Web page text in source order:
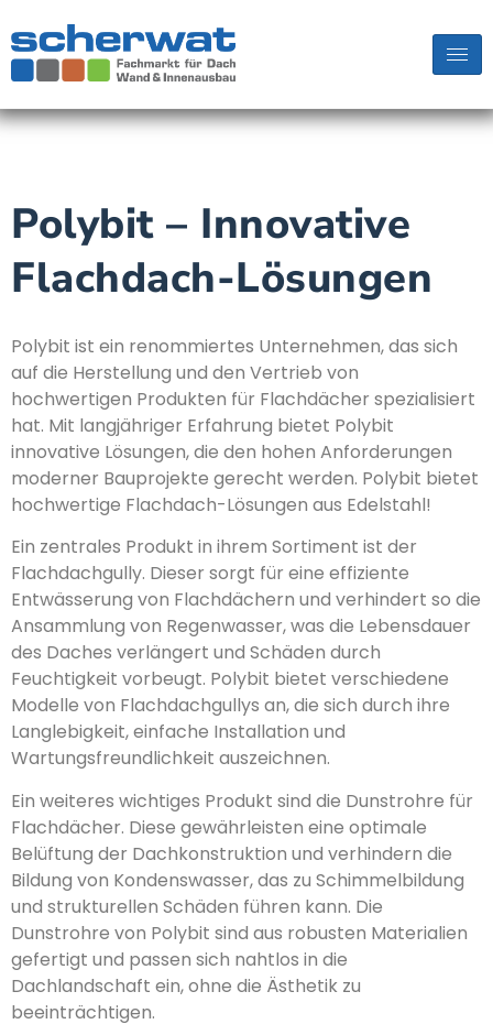
Polybit – Innovative
Flachdach-Lösungen
Polybit ist ein renommiertes Unternehmen, das sich
auf die Herstellung und den Vertrieb von
hochwertigen Produkten für Flachdächer spezialisiert
hat. Mit langjähriger Erfahrung bietet Polybit
innovative Lösungen, die den hohen Anforderungen
moderner Bauprojekte gerecht werden. Polybit bietet
hochwertige Flachdach-Lösungen aus Edelstahl!
Ein zentrales Produkt in ihrem Sortiment ist der
Flachdachgully. Dieser sorgt für eine effiziente
Entwässerung von Flachdächern und verhindert so die
Ansammlung von Regenwasser, was die Lebensdauer
des Daches verlängert und Schäden durch
Feuchtigkeit vorbeugt. Polybit bietet verschiedene
Modelle von Flachdachgullys an, die sich durch ihre
Langlebigkeit, einfache Installation und
Wartungsfreundlichkeit auszeichnen.
Ein weiteres wichtiges Produkt sind die Dunstrohre für
Flachdächer. Diese gewährleisten eine optimale
Belüftung der Dachkonstruktion und verhindern die
Bildung von Kondenswasser, das zu Schimmelbildung
und strukturellen Schäden führen kann. Die
Dunstrohre von Polybit sind aus robusten Materialien
gefertigt und passen sich nahtlos in die
Dachlandschaft ein, ohne die Ästhetik zu
beeinträchtigen.